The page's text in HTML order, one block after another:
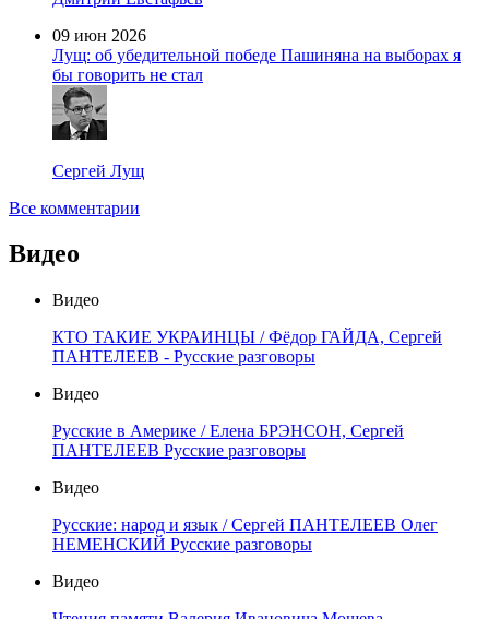
09 июн 2026
Лущ: об убедительной победе Пашиняна на выборах я
бы говорить не стал
Сергей Лущ
Все комментарии
Видео
Видео
КТО ТАКИЕ УКРАИНЦЫ / Фёдор ГАЙДА, Сергей
ПАНТЕЛЕЕВ - Русские разговоры
Видео
Русские в Америке / Елена БРЭНСОН, Сергей
ПАНТЕЛЕЕВ Русские разговоры
Видео
Русские: народ и язык / Сергей ПАНТЕЛЕЕВ Олег
НЕМЕНСКИЙ Русские разговоры
Видео